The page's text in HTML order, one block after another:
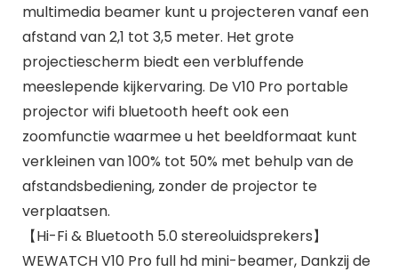
multimedia beamer kunt u projecteren vanaf een
afstand van 2,1 tot 3,5 meter. Het grote
projectiescherm biedt een verbluffende
meeslepende kijkervaring. De V10 Pro portable
projector wifi bluetooth heeft ook een
zoomfunctie waarmee u het beeldformaat kunt
verkleinen van 100% tot 50% met behulp van de
afstandsbediening, zonder de projector te
verplaatsen.
​​【Hi-Fi & Bluetooth 5.0 stereoluidsprekers】
WEWATCH V10 Pro full hd mini-beamer, Dankzij de